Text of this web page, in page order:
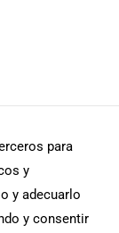
para
y
y adecuarlo
y consentir